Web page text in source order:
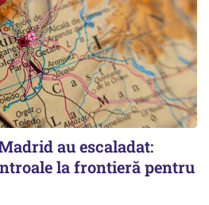
au escaladat:
la frontieră pentru